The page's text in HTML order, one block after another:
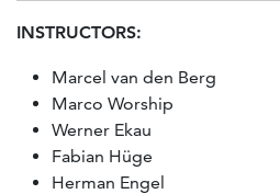
INSTRUCTORS:
Marcel van den Berg
Marco Worship
Werner Ekau
Fabian Hüge
Herman Engel